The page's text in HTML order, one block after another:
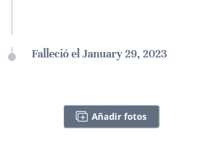
Falleció el January 29, 2023
Añadir fotos